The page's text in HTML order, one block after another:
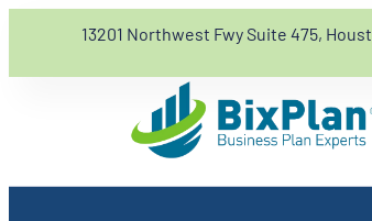
13201 Northwest Fwy Suite 475,